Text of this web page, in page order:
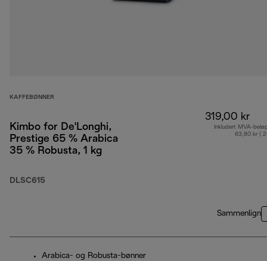
KAFFEBØNNER
Kimbo for De'Longhi,
Prestige 65 % Arabica
35 % Robusta, 1 kg
DLSC615
319,00 kr
Inkludert MVA-
63,80 kr (
Sammenlign
Arabica- og Robusta-bønner